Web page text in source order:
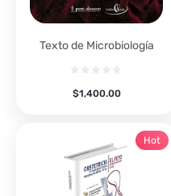
Texto de Microbiología
$1,400.00
Hot